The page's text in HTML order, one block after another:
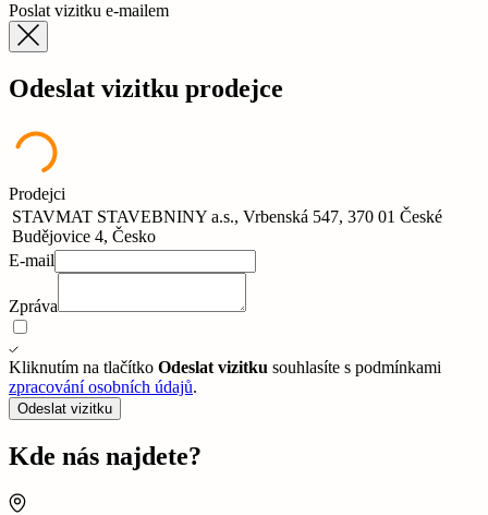
Poslat vizitku e-mailem
Odeslat vizitku prodejce
Prodejci
STAVMAT STAVEBNINY a.s., Vrbenská 547, 370 01 České
Budějovice 4, Česko
E-mail
Zpráva
Kliknutím na tlačítko Odeslat vizitku souhlasíte s podmínkami
zpracování osobních údajů.
Odeslat vizitku
Kde nás najdete?